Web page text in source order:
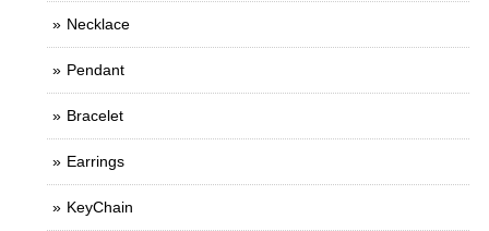
Necklace
Pendant
Bracelet
Earrings
KeyChain